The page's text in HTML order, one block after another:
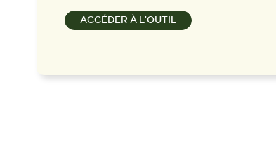
ACCÉDER À L'OUTIL